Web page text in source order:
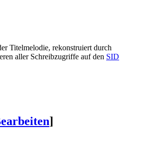
Titelmelodie, rekonstruiert durch
aller Schreibzugriffe auf den SID
]